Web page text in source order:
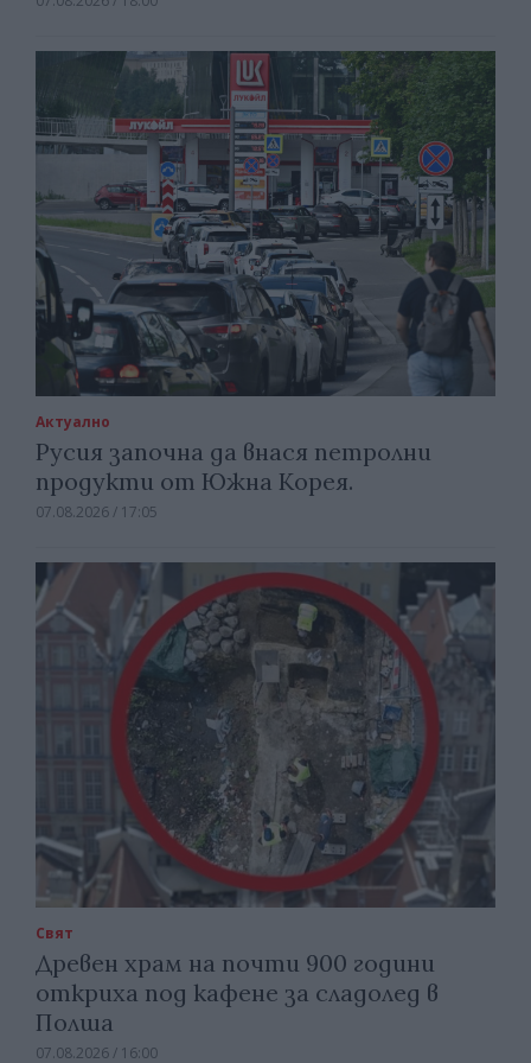
Актуално
Русия започна да внася петролни
продукти от Южна Корея.
07.08.2026 / 17:05
Свят
Древен храм на почти 900 години
откриха под кафене за сладолед в
Полша
07.08.2026 / 16:00